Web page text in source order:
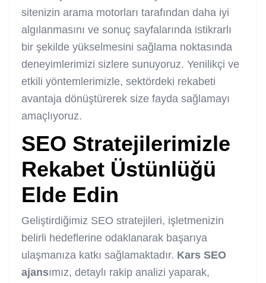
sitenizin arama motorları tarafından daha iyi
algılanmasını ve sonuç sayfalarında istikrarlı
bir şekilde yükselmesini sağlama noktasında
deneyimlerimizi sizlere sunuyoruz. Yenilikçi ve
etkili yöntemlerimizle, sektördeki rekabeti
avantaja dönüştürerek size fayda sağlamayı
amaçlıyoruz.
SEO Stratejilerimizle
Rekabet Üstünlüğü
Elde Edin
Geliştirdiğimiz SEO stratejileri, işletmenizin
belirli hedeflerine odaklanarak başarıya
ulaşmanıza katkı sağlamaktadır. Kars SEO
ajansımız, detaylı rakip analizi yaparak,